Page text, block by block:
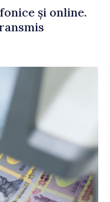
și online.